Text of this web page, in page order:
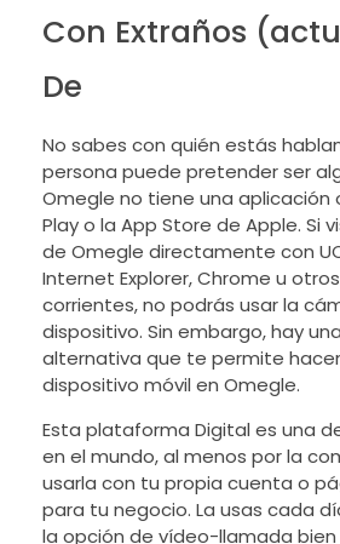
Con Extraños
De
No sabes con quién estás
persona puede pretender ser
Omegle no tiene una aplicación
Play o la App Store de Apple. Si
de Omegle directamente con
Internet Explorer, Chrome u
corrientes, no podrás usar la
dispositivo. Sin embargo, hay
alternativa que te permite
dispositivo móvil en Omegle.
Esta plataforma Digital es una
en el mundo, al menos por la
usarla con tu propia cuenta o
para tu negocio. La usas cada
la opción de vídeo-llamada